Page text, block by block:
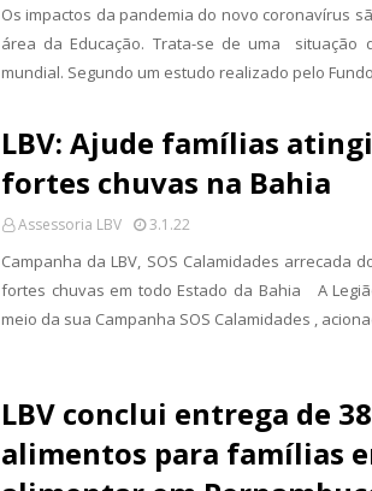
Os impactos da pandemia do novo coronavírus
área da Educação. Trata-se de uma situação
mundial. Segundo um estudo realizado pelo
LBV: Ajude famílias
fortes chuvas na Bahia
Assessoria LBV 3.1.22
Campanha da LBV, SOS Calamidades arrecada
fortes chuvas em todo Estado da Bahia A
meio da sua Campanha SOS Calamidades ,
LBV conclui entrega de
alimentos para famílias